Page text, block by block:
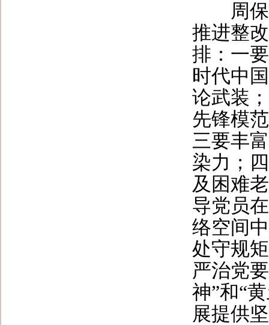
周保
推进整
排：一
时代中
论武装
先锋模
三要丰
染力；
及困难
导党员
络空间
处守规
严治党
神”和“
展提供